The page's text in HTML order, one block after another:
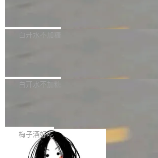
员工参与设立的专项资产管理计划。其中，Dee
获配9...
一个回归问题，该问题导致拉取镜像时会拒绝包
题，该问题可能导致在旧版 Linux 内核...
e 孵化器项目管理委员会（IPMC）投票中获得
P）！这一里程碑不仅标志着 Fluss 迈入新的发
白开水不加糖
长期停止内容更新，未能实现其作为“AI版维基百
提交的编辑请求也长期处于待处理状态。 Groki
pedia 于去年底上线，定位为由人工智能生成内
容的百科平台，被马斯克视为传统众包百科网站
白开水不加糖
是这样的：配 MessageSource 的 Bean、写 R
eloadableResourceBundleMessageSource、
梅子酒好吃